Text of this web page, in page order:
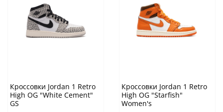
Кроссовки Jordan 1 Retro
High OG "White Cement"
GS
Кроссовки Jordan 1 Retro
High OG "Starfish"
Women's